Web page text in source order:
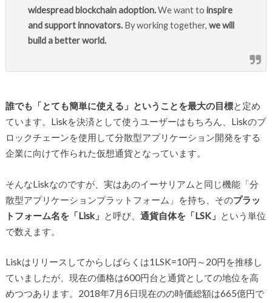
widespread blockchain adoption.We want to inspire
and support innovators. By working together, we will
build a better world.
誰でも「とても簡単に使える」ということを最大の目標と定め
ています。Liskを決済として使うユーザーはもちろん、Liskのブ
ロックチェーンを使用して分散型アプリケーション開発をする
企業に向けて作られた仮想通貨となっています。
そんなLiskなのですが、実はあのイーサリアムと同じ機能「分
散型アプリケーションプラットフォーム」を持ち、そのプラッ
トフォーム名を「Lisk」 と呼び、 通貨自体を「LSK」 という単位
で数えます。
Liskはリリースしてからしばらくは1LSK=10円～20円を推移し
ていましたが、現在の価格は600円台と通貨としての地位を高
めつつあります。2018年7月6日現在のの時価総額は665億円で